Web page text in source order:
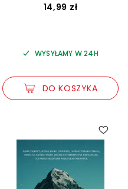
14,99 zł
WYSYŁAMY W 24H
DO KOSZYKA